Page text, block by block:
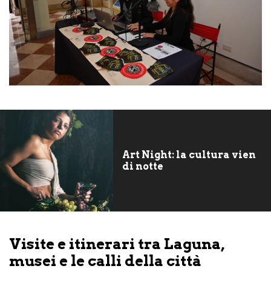
Art Night: la cultura vien
di notte
Visite e itinerari tra Laguna,
musei e le calli della città